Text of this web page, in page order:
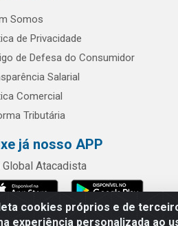
cookies próprios e de
experiência personalizada ao
Somos
de Privacidade
de Defesa do Consumidor
Salarial
Comercial
Tributária
já nosso APP
Global Atacadista